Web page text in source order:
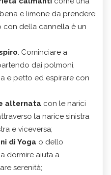
e limone da prendere
con della cannella è un
. Cominciare a
dai polmoni,
e petto ed espirare con
alternata con le narici
la narice sinistra
e viceversa;
di Yoga o dello
dormire aiuta a
serenità;